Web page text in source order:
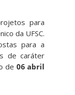
para
da UFSC.
para a
de caráter
de 06 abril